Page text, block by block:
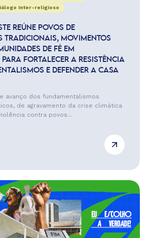
Inter-religioso
REÚNE POVOS DE
TRADICIONAIS, MOVIMENTOS
DE FÉ EM
FORTALECER A RESISTÊNCIA
E DEFENDER A CASA
avanço dos fundamentalismos
de agravamento da crise climática
contra povos...